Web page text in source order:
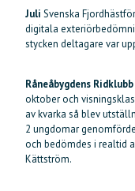
Juli Svenska
digitala
stycken deltagare var
Råneåbygdens Ridklubb
oktober och
av kvarka så blev
2 ungdomar
och bedömdes i realtid
Kättström.